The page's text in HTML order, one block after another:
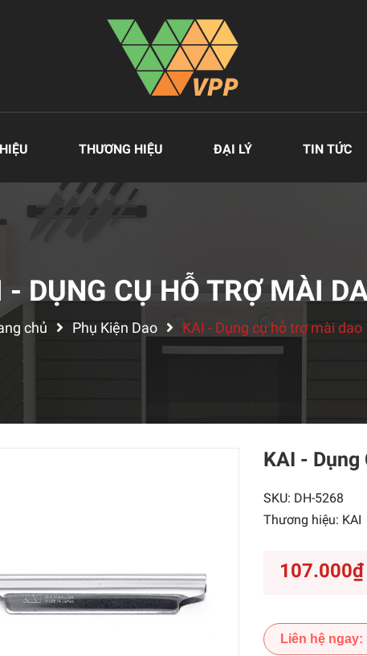
THƯƠNG HIỆU ĐẠI LÝ TIN TỨC
- DỤNG CỤ HỖ TRỢ MÀI
chủ Phụ Kiện Dao KAI - Dụng cụ hỗ trợ mài dao
KAI - Dụng
SKU: DH-5268
Thương hiệu: KAI
107.000₫
Liên hệ ngay: